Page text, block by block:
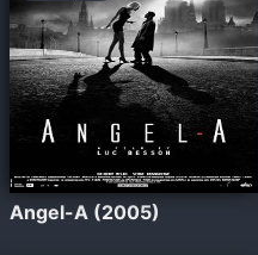
Angel-A (2005)